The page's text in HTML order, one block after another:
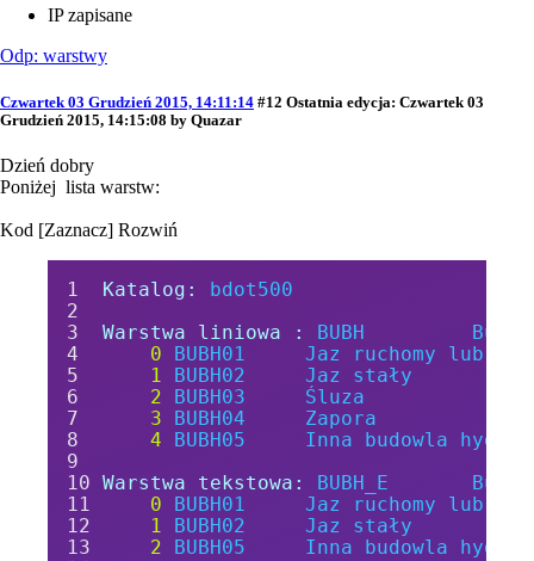
IP zapisane
Odp: warstwy
Czwartek 03 Grudzień 2015, 14:11:14 #12 Ostatnia edycja: Czwartek 03
Grudzień 2015, 14:15:08 by Quazar
Dzień dobry
Poniżej lista warstw:
Kod [Zaznacz] Rozwiń
Katalog:
bdot500
Warstwa liniowa :
BUBH
0
BUBH01 Jaz ruchomy lub
1
BUBH02 Jaz
stały
2
BUBH03
Śluza
3
BUBH04
Zapora
4
BUBH05 Inna budowla
Warstwa tekstowa:
BUBH_E
0
BUBH01 Jaz ruchomy lub
1
BUBH02 Jaz
stały
2
BUBH05 Inna budowla